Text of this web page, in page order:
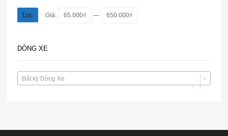
Lọc Giá: 65.000₫ — 650.000₫
DÒNG XE
Bất kỳ Dòng Xe